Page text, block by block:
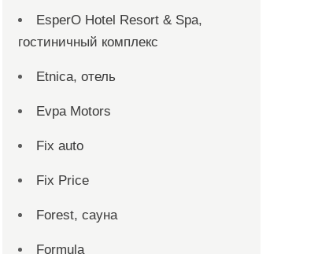
EsperO Hotel Resort & Spa,
гостиничный комплекс
Etnica, отель
Evpa Motors
Fix auto
Fix Price
Forest, сауна
Formula